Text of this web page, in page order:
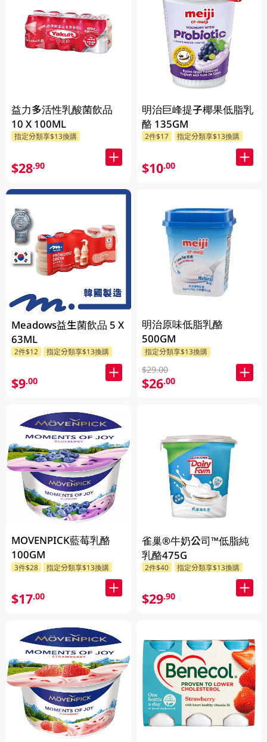
益力多活性乳酸菌飲品
10 X 100ML
指定分類享$13換購
$28.90
Meadows益生菌飲品 5 X
63ML
2件$12 指定分類享$13換購
$9.00
MOVENPICK藍莓乳酪
100GM
3件$28 指定分類享$13換購
$17.00
明治巨峰提子椰果低脂乳
酪 135GM
2件$17 指定分類享$13換購
$10.00
明治原味低脂乳酪
500GM
指定分類享$13換購
$29.00
$26.00
雀巢®牛奶公司™低脂純
乳酪475G
2件$40 指定分類享$13換購
$29.90